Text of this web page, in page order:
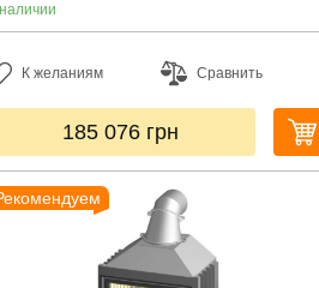
К желаниям Сравнить
185 076 грн